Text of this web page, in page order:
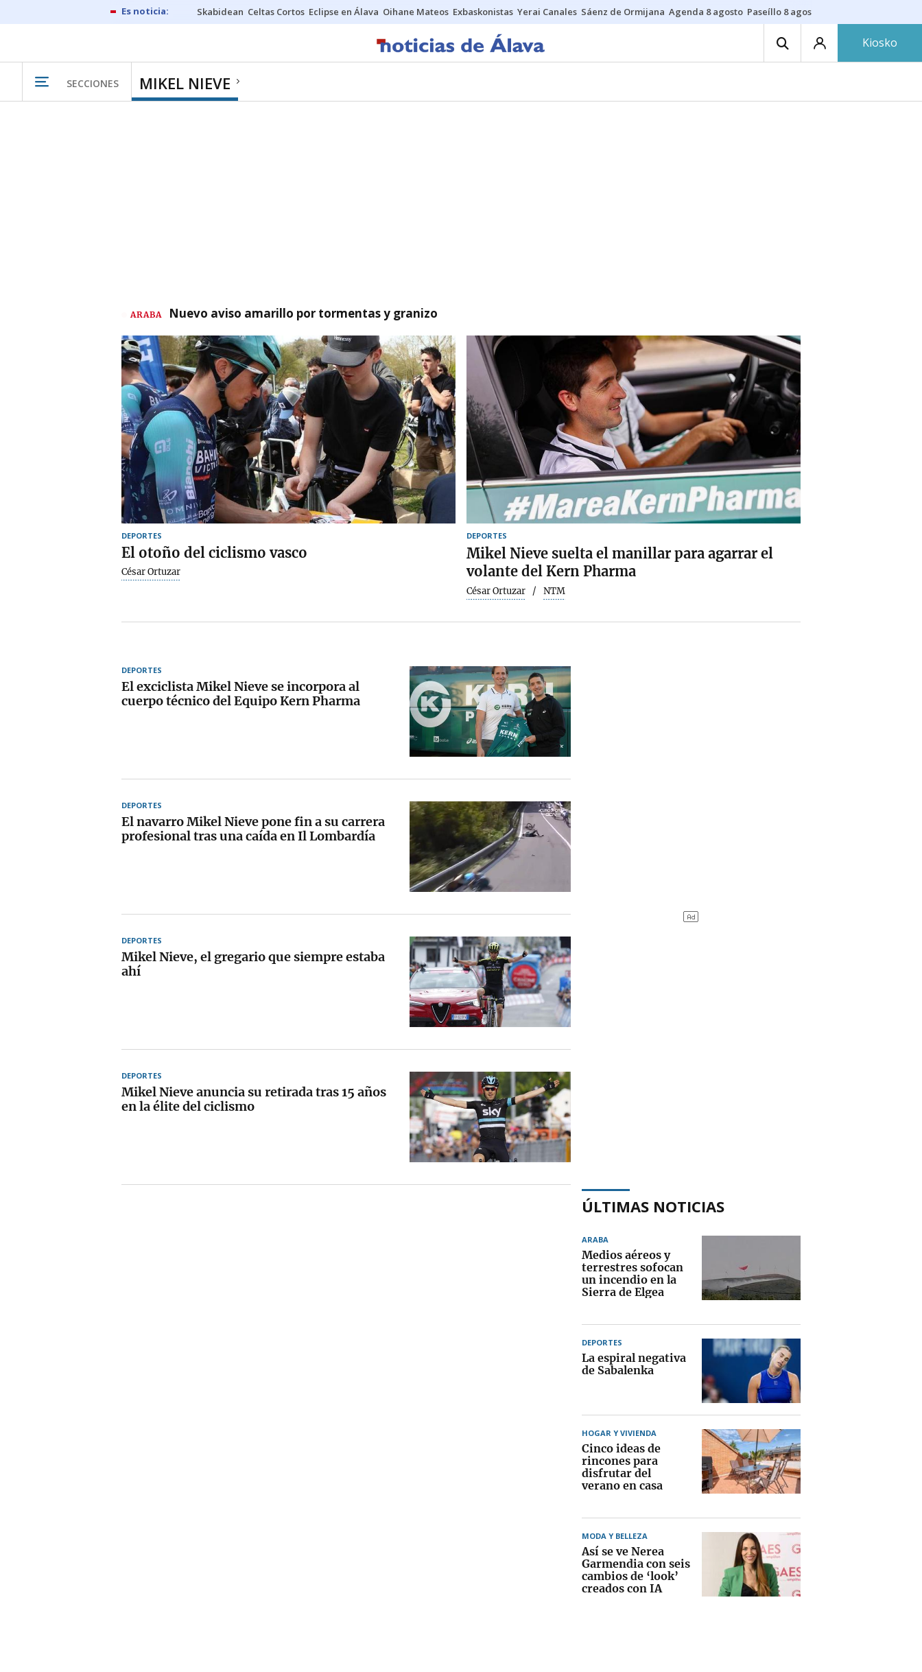
Skabidean Celtas Cortos Eclipse en Álava Oihane Mateos Exbaskonistas Yerai Canales Sáenz de Ormijana Agenda 8 agosto Paseíllo 8 agosto
Kiosko
SECCIONES MIKEL NIEVE
ARABA Nuevo aviso amarillo por tormentas y granizo
DEPORTES
El otoño del ciclismo vasco
César Ortuzar
DEPORTES
Mikel Nieve suelta el manillar para agarrar el
volante del Kern Pharma
César Ortuzar NTM
DEPORTES
El exciclista Mikel Nieve se incorpora al
cuerpo técnico del Equipo Kern Pharma
DEPORTES
El navarro Mikel Nieve pone fin a su carrera
profesional tras una caída en Il Lombardía
DEPORTES
Mikel Nieve, el gregario que siempre estaba
ahí
DEPORTES
Mikel Nieve anuncia su retirada tras 15 años
en la élite del ciclismo
ÚLTIMAS NOTICIAS
ARABA
Medios aéreos y
terrestres sofocan
un incendio en la
Sierra de Elgea
DEPORTES
La espiral negativa
de Sabalenka
HOGAR Y VIVIENDA
Cinco ideas de
rincones para
disfrutar del
verano en casa
MODA Y BELLEZA
Así se ve Nerea
Garmendia con seis
cambios de ‘look’
creados con IA